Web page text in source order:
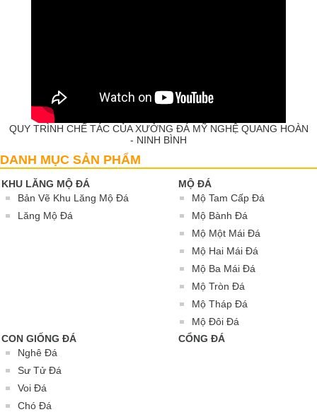
QUY TRÌNH CHẾ TÁC CỦA XƯỞNG ĐÁ MỸ NGHỆ QUANG HOÀN
- NINH BÌNH
DANH MỤC SẢN PHẨM
KHU LĂNG MỘ ĐÁ
Bản Vẽ Khu Lăng Mộ Đá
Lăng Mộ Đá
MỘ ĐÁ
Mộ Tam Cấp Đá
Mộ Bành Đá
Mộ Một Mái Đá
Mộ Hai Mái Đá
Mộ Ba Mái Đá
Mộ Tròn Đá
Mộ Tháp Đá
Mộ Đôi Đá
CON GIỐNG ĐÁ
Nghê Đá
Sư Tử Đá
Voi Đá
Chó Đá
CỔNG ĐÁ